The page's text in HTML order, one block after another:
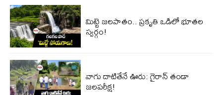
మిట్టె జలపాతం.. ప్రకృతి ఒడిలో భూతల
స్వర్గం!
వాగు దాటితేనే ఊరు: గైరాన్ తండా
జలపరీక్ష!